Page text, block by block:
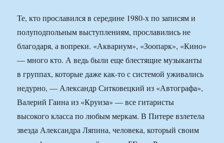
Те, кто прославился в середине 1980-х по записям и
полуподпольным выступлениям, прославились не
благодаря, а вопреки. «Аквариум», «Зоопарк», «Кино»
— много кто. А ведь были еще блестящие музыканты
в группах, которые даже как-то с системой уживались
недурно, — Александр Ситковецкий из «Автографа»,
Валерий Гаина из «Круиза» — все гитаристы
высокого класса по любым меркам. В Питере взлетела
звезда Александра Ляпина, человека, который своим